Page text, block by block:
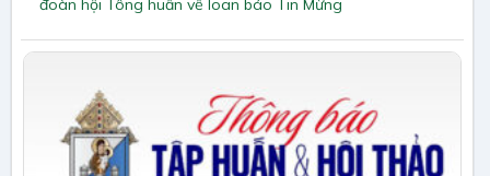
đoàn hội Tông huấn về loan báo Tin Mừng